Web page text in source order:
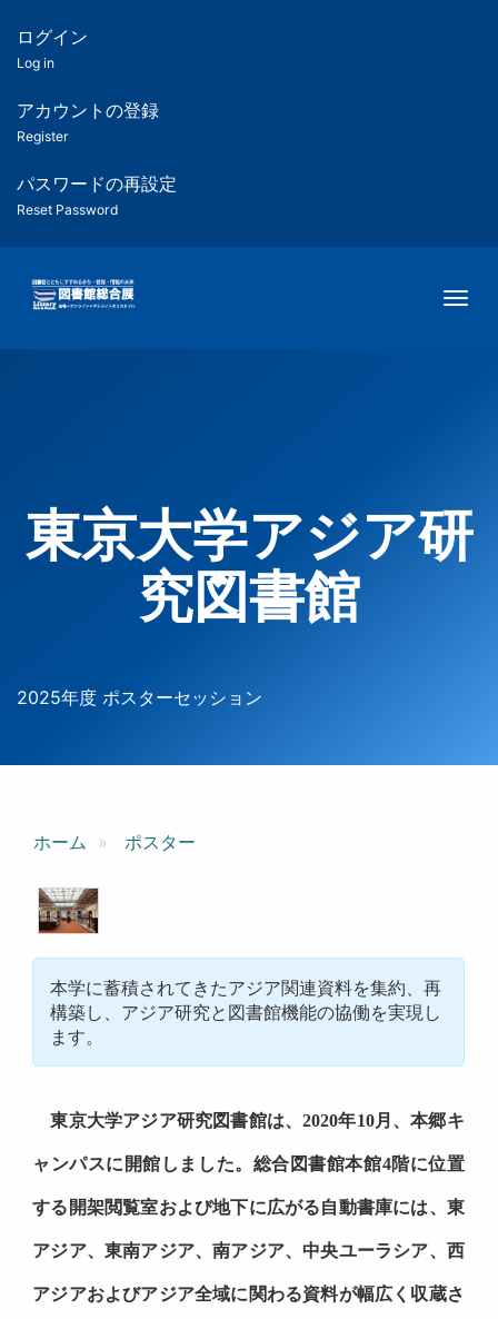
ツ
匿
名
ユ
ー
ー
用
メ
ー
ログイン
Log in
アカウントの登録
Register
パスワードの再設定
Reset Password
東京大学アジア研
究図書館
2025年度 ポスターセッション
ホーム ポスター
本学に蓄積されてきたアジア関連資料を集約、再
構築し、アジア研究と図書館機能の協働を実現し
ます。
東京大学アジア研究図書館は、2020年10月、本郷キ
ャンパスに開館しました。総合図書館本館4階に位置
する開架閲覧室および地下に広がる自動書庫には、東
アジア、東南アジア、南アジア、中央ユーラシア、⻄
アジアおよびアジア全域に関わる資料が幅広く収蔵さ